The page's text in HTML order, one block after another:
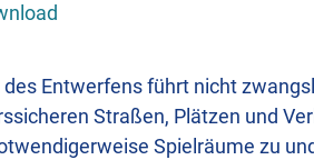
des Entwerfens führt nicht
Straßen, Plätzen und
Spielräume zu